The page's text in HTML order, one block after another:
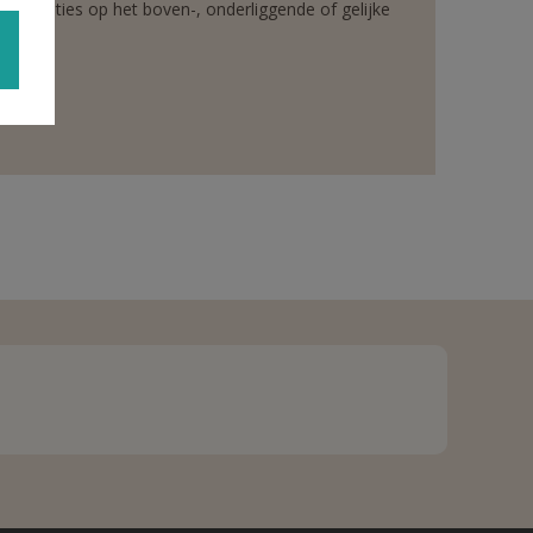
op het boven-, onderliggende of gelijke